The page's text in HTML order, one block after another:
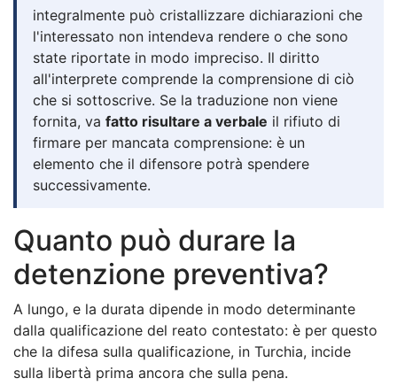
integralmente può cristallizzare dichiarazioni che
l'interessato non intendeva rendere o che sono
state riportate in modo impreciso. Il diritto
all'interprete comprende la comprensione di ciò
che si sottoscrive. Se la traduzione non viene
fornita, va fatto risultare a verbale il rifiuto di
firmare per mancata comprensione: è un
elemento che il difensore potrà spendere
successivamente.
Quanto può durare la
detenzione preventiva?
A lungo, e la durata dipende in modo determinante
dalla qualificazione del reato contestato: è per questo
che la difesa sulla qualificazione, in Turchia, incide
sulla libertà prima ancora che sulla pena.